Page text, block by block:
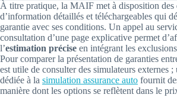
À titre pratique, la MAIF met à disposition des
d’information détaillés et téléchargeables qui
garantie avec ses conditions. Un appel au
consultation d’une page explicative permet
l’estimation précise en intégrant les
Pour comparer la présentation de garanties
est utile de consulter des simulateurs externes ;
dédiée à la simulation assurance auto fournit
manière dont les options se reflètent dans le